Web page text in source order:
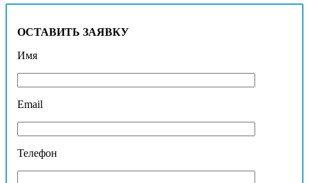
ОСТАВИТЬ ЗАЯВКУ
Имя
Email
Телефон